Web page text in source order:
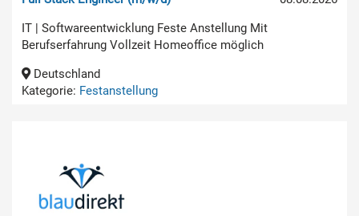
IT | Softwareentwicklung Feste Anstellung Mit
Berufserfahrung Vollzeit Homeoffice möglich
Deutschland
Kategorie: Festanstellung